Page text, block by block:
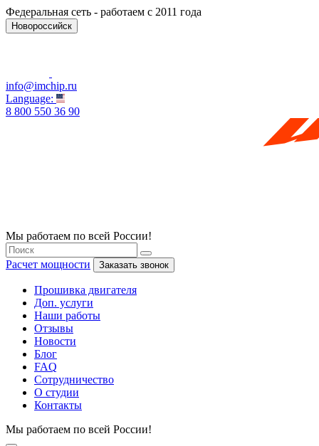
Федеральная сеть - работаем с 2011 года
Новороссийск
info@imchip.ru
Language:
8 800 550 36 90
Мы работаем по всей России!
Расчет мощности Заказать звонок
Прошивка двигателя
Доп. услуги
Наши работы
Отзывы
Новости
Блог
FAQ
Сотрудничество
О студии
Контакты
Мы работаем по всей России!